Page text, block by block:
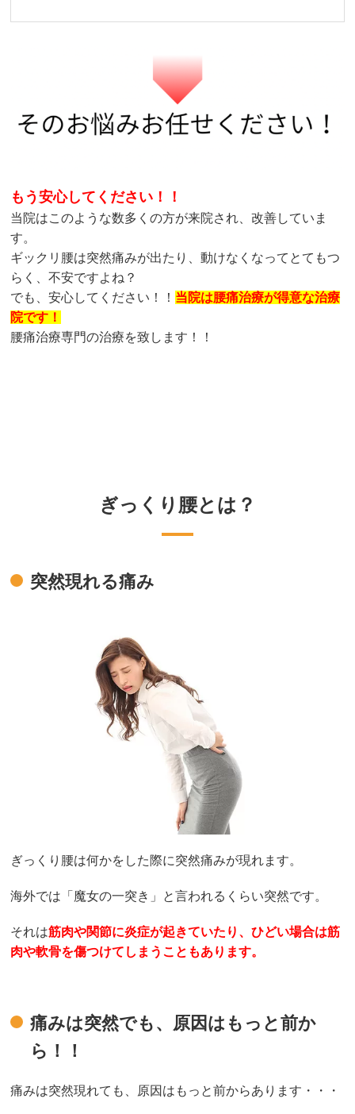
もう安心してください！！
当院はこのような数多くの方が来院され、改善していま
す。
ギックリ腰は突然痛みが出たり、動けなくなってとてもつ
らく、不安ですよね？
でも、安心してください！！ 当院は腰痛治療が得意な治療
院です！
腰痛治療専門の治療を致します！！
ぎっくり腰とは？
突然現れる痛み
ぎっくり腰は何かをした際に突然痛みが現れます。
海外では「魔女の一突き」と言われるくらい突然です。
それは筋肉や関節に炎症が起きていたり、ひどい場合は筋
肉や軟骨を傷つけてしまうこともあります。
痛みは突然でも、原因はもっと前か
ら！！
痛みは突然現れても、原因はもっと前からあります・・・